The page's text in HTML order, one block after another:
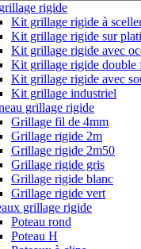
rigide
Kit grillage rigide à
Kit grillage rigide sur
Kit grillage rigide avec
Kit grillage rigide double
Kit grillage rigide avec
Kit grillage industriel
grillage rigide
Grillage fil de 4mm
Grillage rigide 2m
Grillage rigide 2m50
Grillage rigide gris
Grillage rigide blanc
Grillage rigide vert
grillage rigide
Poteau rond
Poteau H